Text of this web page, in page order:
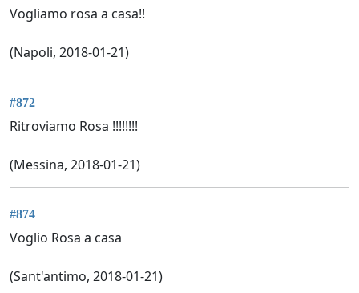
Vogliamo rosa a casa!!
(Napoli, 2018-01-21)
#872
Ritroviamo Rosa !!!!!!!!
(Messina, 2018-01-21)
#874
Voglio Rosa a casa
(Sant'antimo, 2018-01-21)